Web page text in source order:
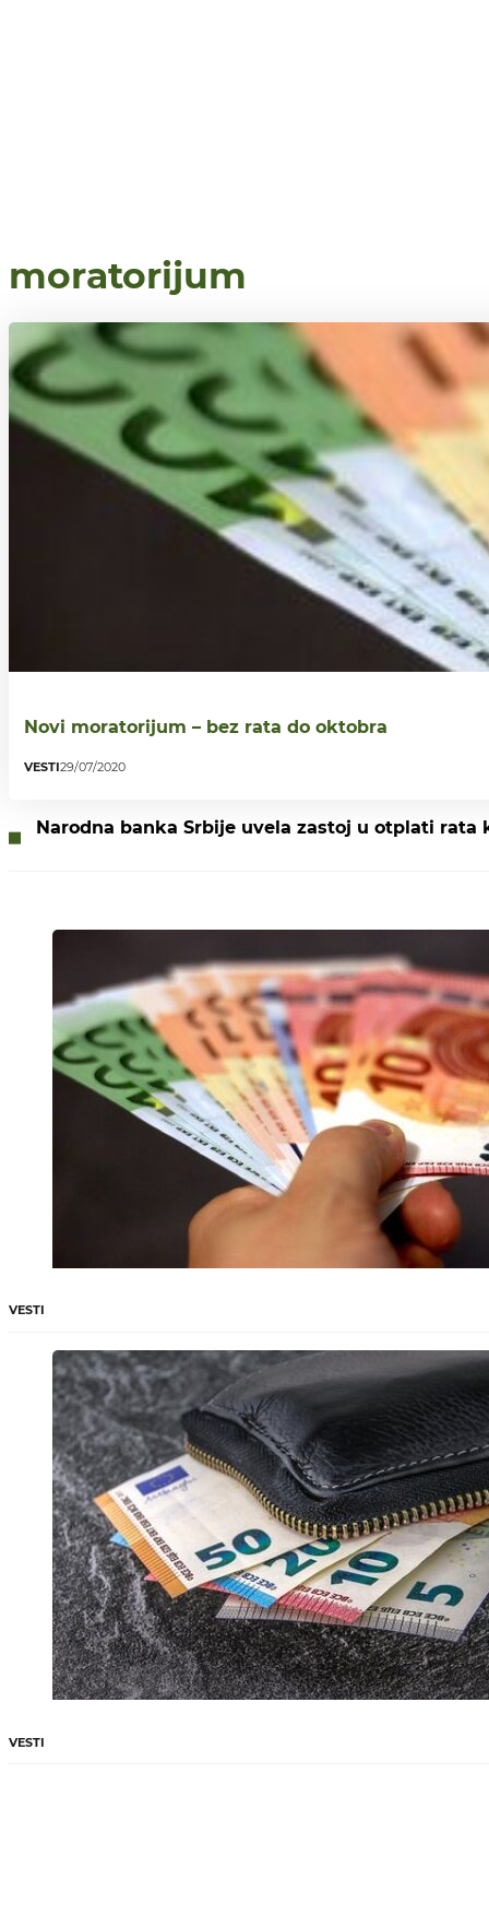
moratorijum
Novi moratorijum – bez rata do oktobra
VESTI29/07/2020
Narodna banka Srbije uvela zastoj u otplati rata
VESTI
VESTI